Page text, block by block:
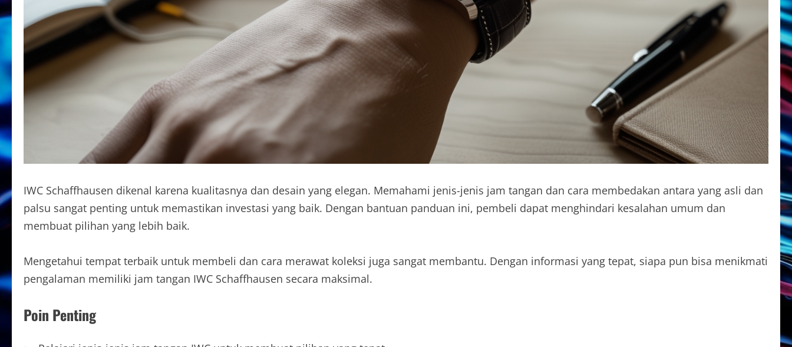
IWC Schaffhausen dikenal karena kualitasnya dan desain yang elegan. Memahami jenis-jenis jam tangan dan cara membedakan antara yang asli dan
palsu sangat penting untuk memastikan investasi yang baik. Dengan bantuan panduan ini, pembeli dapat menghindari kesalahan umum dan
membuat pilihan yang lebih baik.
Mengetahui tempat terbaik untuk membeli dan cara merawat koleksi juga sangat membantu. Dengan informasi yang tepat, siapa pun bisa menikmati
pengalaman memiliki jam tangan IWC Schaffhausen secara maksimal.
Poin Penting